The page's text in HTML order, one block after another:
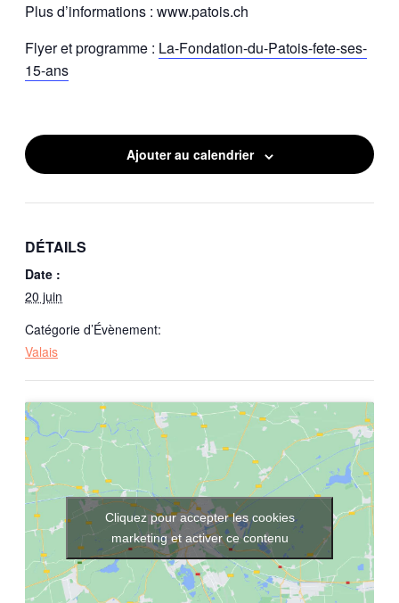
Plus d’informations : www.patois.ch
Flyer et programme : La-Fondation-du-Patois-fete-ses-
15-ans
Ajouter au calendrier
DÉTAILS
Date :
20 juin
Catégorie d’Évènement:
Valais
Cliquez pour accepter les cookies
marketing et activer ce contenu